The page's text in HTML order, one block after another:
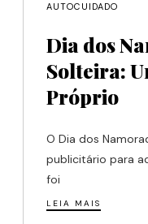
AUTOCUIDADO
Dia dos
Solteira:
Próprio
O Dia dos
publicitário para
foi
LEIA MAIS